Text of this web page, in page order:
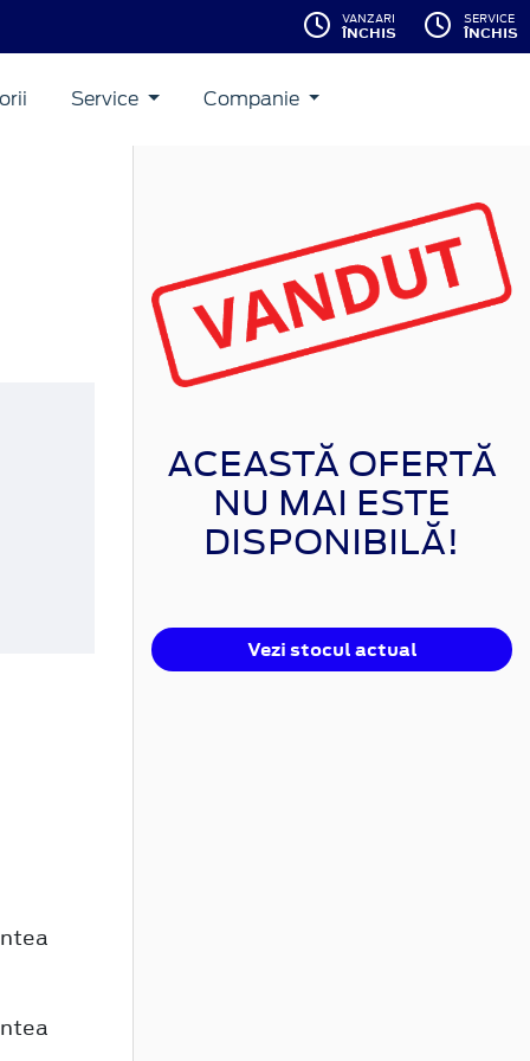
VANZARI
ÎNCHIS
SERVICE
ÎNCHIS
Service Companie
ACEASTĂ OFERTĂ
NU MAI ESTE
DISPONIBILĂ!
Vezi stocul actual